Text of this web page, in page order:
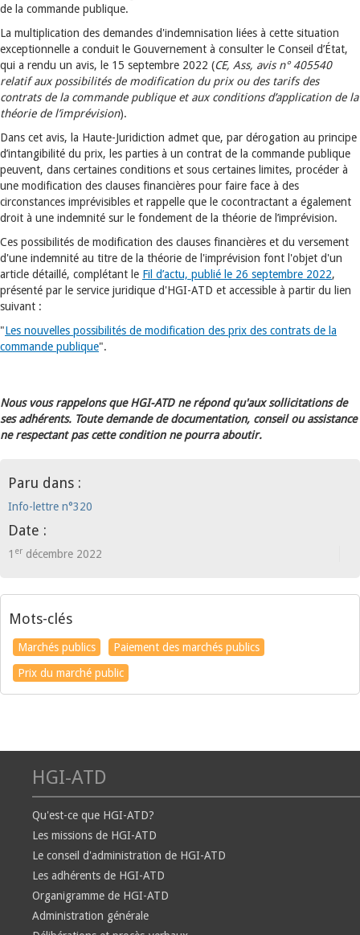
de la commande publique.
La multiplication des demandes d'indemnisation liées à cette situation
exceptionnelle a conduit le Gouvernement à consulter le Conseil d’État,
qui a rendu un avis, le 15 septembre 2022 (CE, Ass, avis n° 405540
relatif aux possibilités de modification du prix ou des tarifs des
contrats de la commande publique et aux conditions d’application de la
théorie de l’imprévision).
Dans cet avis, la Haute-Juridiction admet que, par dérogation au principe
d’intangibilité du prix, les parties à un contrat de la commande publique
peuvent, dans certaines conditions et sous certaines limites, procéder à
une modification des clauses financières pour faire face à des
circonstances imprévisibles et rappelle que le cocontractant a également
droit à une indemnité sur le fondement de la théorie de l’imprévision.
Ces possibilités de modification des clauses financières et du versement
d'une indemnité au titre de la théorie de l'imprévision font l'objet d'un
article détaillé, complétant le Fil d’actu, publié le 26 septembre 2022,
présenté par le service juridique d'HGI-ATD et accessible à partir du lien
suivant :
"Les nouvelles possibilités de modification des prix des contrats de la
commande publique".
Nous vous rappelons que HGI-ATD ne répond qu'aux sollicitations de
ses adhérents. Toute demande de documentation, conseil ou assistance
ne respectant pas cette condition ne pourra aboutir.
Paru dans :
Info-lettre n°320
Date :
1 er décembre 2022
Mots-clés
Marchés publics
Paiement des marchés publics
Prix du marché public
HGI-ATD
Qu'est-ce que HGI-ATD?
Les missions de HGI-ATD
Le conseil d'administration de HGI-ATD
Les adhérents de HGI-ATD
Organigramme de HGI-ATD
Administration générale